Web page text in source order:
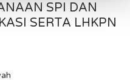
SPI DAN
SERTA LHKPN